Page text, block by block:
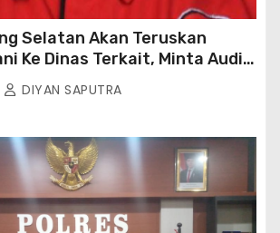
Selatan Akan Teruskan
Ke Dinas Terkait, Minta Audit
Bersubsidi Di Desa Budi
DIYAN SAPUTRA